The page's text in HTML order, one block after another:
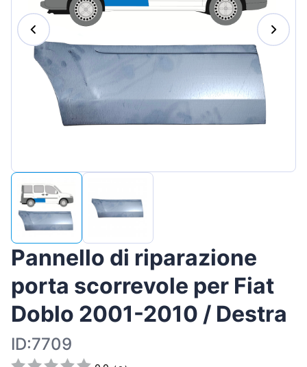
Magyar
Hrvatski
Slovenian
Latvian
Pannello di riparazione
porta scorrevole per Fiat
Doblo 2001-2010 / Destra
ID:7709